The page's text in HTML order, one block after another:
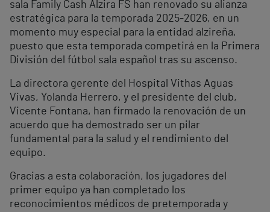
sala Family Cash Alzira FS han renovado su alianza
estratégica para la temporada 2025-2026, en un
momento muy especial para la entidad alzireña,
puesto que esta temporada competirá en la Primera
División del fútbol sala español tras su ascenso.
La directora gerente del Hospital Vithas Aguas
Vivas, Yolanda Herrero, y el presidente del club,
Vicente Fontana, han firmado la renovación de un
acuerdo que ha demostrado ser un pilar
fundamental para la salud y el rendimiento del
equipo.
Gracias a esta colaboración, los jugadores del
primer equipo ya han completado los
reconocimientos médicos de pretemporada y